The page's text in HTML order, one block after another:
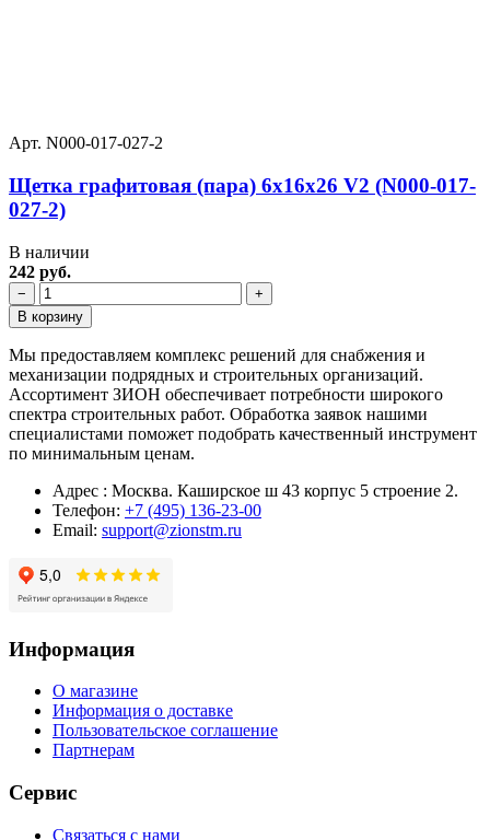
Арт. N000-017-027-2
Щетка графитовая (пара) 6х16х26 V2 (N000-017-
027-2)
В наличии
242 руб.
−
+
В корзину
Мы предоставляем комплекс решений для снабжения и
механизации подрядных и строительных организаций.
Ассортимент ЗИОН обеспечивает потребности широкого
спектра строительных работ. Обработка заявок нашими
специалистами поможет подобрать качественный инструмент
по минимальным ценам.
Адрес : Москва. Каширское ш 43 корпус 5 строение 2.
Телефон: +7 (495) 136-23-00
Email: support@zionstm.ru
Информация
О магазине
Информация о доставке
Пользовательское соглашение
Партнерам
Сервис
Связаться с нами